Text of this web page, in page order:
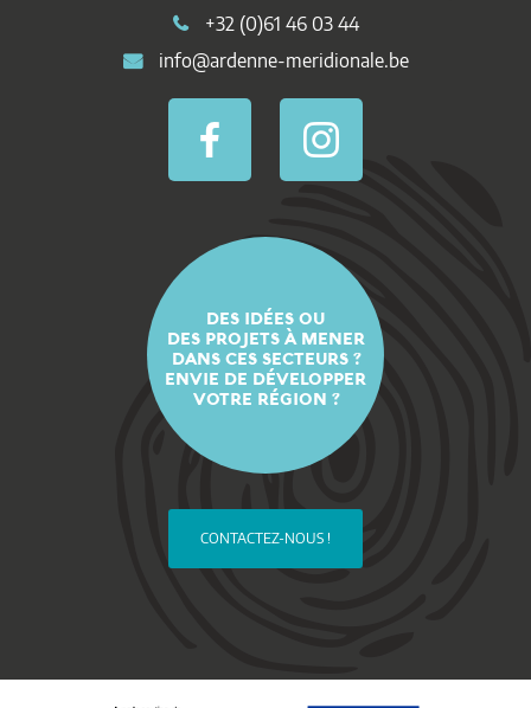
+32 (0)61 46 03 44
info@ardenne-meridionale.be
DES IDÉES OU
DES PROJETS À MENER
DANS CES SECTEURS ?
ENVIE DE DÉVELOPPER
VOTRE RÉGION ?
CONTACTEZ-NOUS !